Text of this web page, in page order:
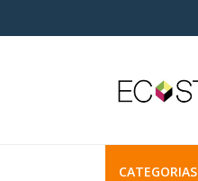
CATEGORIAS